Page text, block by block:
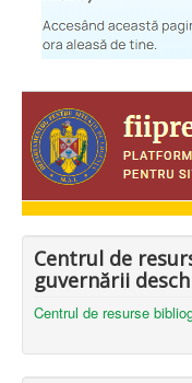
Centrul de
guvernării
Centrul de resurse